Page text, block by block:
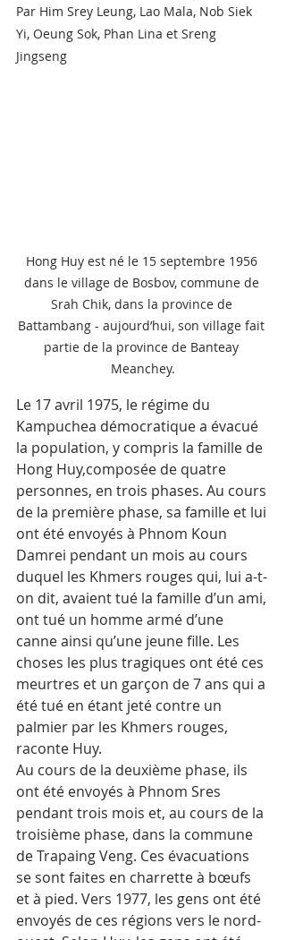
Par Him Srey Leung, Lao Mala, Nob Siek
Yi, Oeung Sok, Phan Lina et Sreng
Jingseng
Hong Huy est né le 15 septembre 1956
dans le village de Bosbov, commune de
Srah Chik, dans la province de
Battambang - aujourd’hui, son village fait
partie de la province de Banteay
Meanchey.
Le 17 avril 1975, le régime du
Kampuchea démocratique a évacué
la population, y compris la famille de
Hong Huy,composée de quatre
personnes, en trois phases. Au cours
de la première phase, sa famille et lui
ont été envoyés à Phnom Koun
Damrei pendant un mois au cours
duquel les Khmers rouges qui, lui a-t-
on dit, avaient tué la famille d’un ami,
ont tué un homme armé d’une
canne ainsi qu’une jeune fille. Les
choses les plus tragiques ont été ces
meurtres et un garçon de 7 ans qui a
été tué en étant jeté contre un
palmier par les Khmers rouges,
raconte Huy.
Au cours de la deuxième phase, ils
ont été envoyés à Phnom Sres
pendant trois mois et, au cours de la
troisième phase, dans la commune
de Trapaing Veng. Ces évacuations
se sont faites en charrette à bœufs
et à pied. Vers 1977, les gens ont été
envoyés de ces régions vers le nord-